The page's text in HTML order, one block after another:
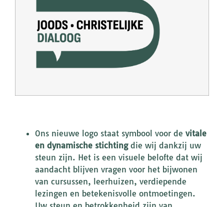
Ons nieuwe logo staat symbool voor de vitale
en dynamische stichtingdie wij dankzij uw
steun zijn. Het is een visuele belofte dat wij
aandacht blijven vragen voor het bijwonen
van cursussen, leerhuizen, verdiepende
lezingen en betekenisvolle ontmoetingen.